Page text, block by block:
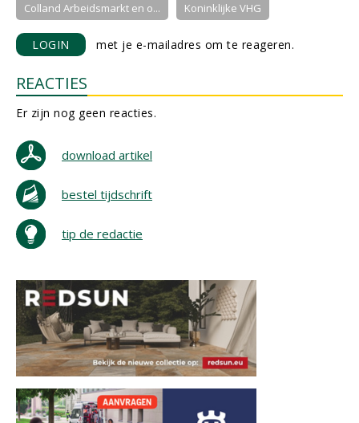
Colland Arbeidsmarkt en o... Koninklijke VHG
LOGIN met je e-mailadres om te reageren.
REACTIES
Er zijn nog geen reacties.
download artikel
bestel tijdschrift
tip de redactie